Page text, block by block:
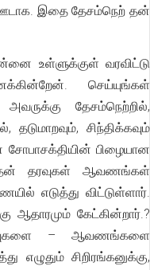
இதை தேசம்நெற் தன்
உள்ளுக்குள் வரவிட்டு
செய்யுங்கள்
தேசம்நெற்றில்,
தடுமாறவும், சிந்திக்கவும்
சோபாசக்தியின் பிழையான
தன் தரவுகள் ஆவணங்கள்
எடுத்து விட்டுள்ளார்.
ஆதாரமும் கேட்கின்றார்.?
– ஆவணங்களை
எழுதும் சிறிரங்கனுக்கு,